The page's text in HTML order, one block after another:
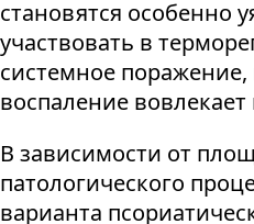
становятся особенно
участвовать в
системное
воспаление
В зависимости от
патологического
варианта